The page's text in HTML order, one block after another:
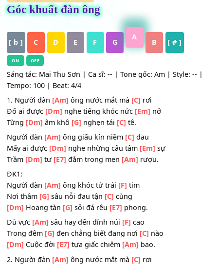
Nhạc Trữ Tình
Góc khuất đàn ông
[ b ] C D E F G B [ # ]
ON
Sáng tác: Mai Thu Sơn | Ca sĩ: -- | Tone gốc: Am | Style:
Tempo: 100 | Beat: 4/4
1. Người đàn[Am] ông nước mắt mà[C]
Đố ai được[Dm]nghe tiếng khóc nức[Em]
Từng[Dm]âm khô[G]nghẹn tái[C] tê.
Người đàn
Mấy ai được[Dm]nghe những câu tâm
Trầm[Dm]tư[E7]đắm trong men
ĐK1:
Người đàn[Am]ông khóc từ trái[F]tim
Nơi thâm[G]sâu nỗi đau tận[C]cùng
[Dm]
Hoang tàn [G] sỏi đá rêu [E7]phong.